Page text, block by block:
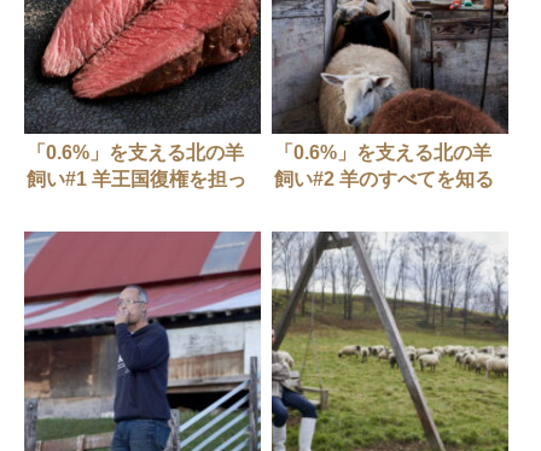
「0.6%」を支える北の羊
飼い#1 羊王国復権を担っ
ん/茶路めん羊牧場
「0.6%」を支える北の羊
飼い#2 羊のすべてを知る
まるごと研究所